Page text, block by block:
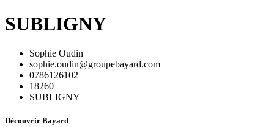
SUBLIGNY
Sophie Oudin
sophie.oudin@groupebayard.com
0786126102
18260
SUBLIGNY
Découvrir Bayard